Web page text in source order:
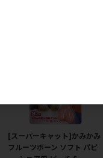
[スーパーキャット]かみかみ
フルーツボーン ソフト パピ